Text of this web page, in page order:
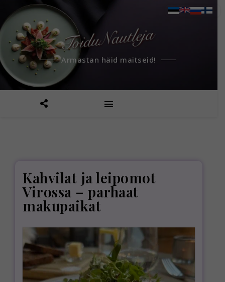
Armastan häid maitseid!
Kahvilat ja leipomot
Virossa – parhaat
makupaikat